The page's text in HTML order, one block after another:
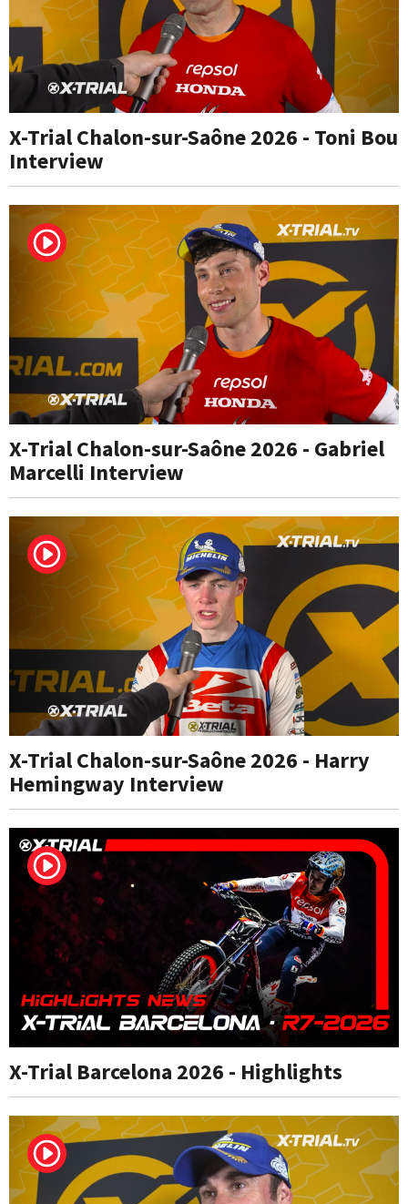
X-Trial Chalon-sur-Saône 2026 - Toni Bou
Interview
X-Trial Chalon-sur-Saône 2026 - Gabriel
Marcelli Interview
X-Trial Chalon-sur-Saône 2026 - Harry
Hemingway Interview
X-Trial Barcelona 2026 - Highlights